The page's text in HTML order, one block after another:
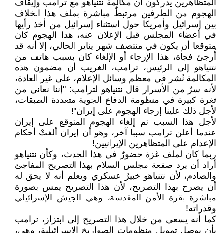
المتظاهرين يدركون أن مكالمة نتنياهو مع ترامب وإيقاف
الهجوم من الطرفين مرتبطٌ مباشرة بملف هذا الخلاف
بين إسرائيل وأمريكا حول استثناء إسرائيل من أخذ رأيها
في أعضاء المجلس قبل الإعلان عنه، هذا الهجوم كان
متوقعا أن يكون في منتصف شهر يناير الحالي، إلا أنه قد
أُرجئ فجأة، هذا الإرجاء أو الإلغاء كان بسبب هاتف من
نتنياهو إلى الرئيس، ترامب، الغريب أن مضمون هذه
المكالمة نُشر في معظم وسائل الإعلام، على غير العادة،
لأنه سرٌ من الأسرار قال نتنياهو لترامب: "إننا نعاني من
ثغرة كبيرة في منظومة الدفاع الجوية متعددة الطبقات،
لأجل ذلك علينا إرجاء الهجوم على إيران"!
لأجل هذا السبب تم إلغاء الهجوم المتوقع على إيران
عندما أعلن ترامب سببا آخر، وهو أن إيران ألغتْ أحكام
الإعدام على المتظاهرين الإيرانيين!
ربما كان لملف غزة حضورٌ في هذا الحدث، وكأن نتنياهو
أراد أن يرد صفعة مجلس السلام بهذا التصريح المفاجئ
والصادم، لأن نتنياهو خبيرٌ عسكري ويعلم أنه لا يحق له
أن يصرح بهذا التصريح، لأن هذا التصريح يمس بصورة
مباشرة بقرة الأمن المقدسة، وهي الجيش الإسرائيلي
وقدراته!
كما أنه يسعى من خلال هذا التصريح إلى ابتزاز، ترامب
بأن يوصل تمويل منظومات الصواريخ الإسرائيلية، وهي،